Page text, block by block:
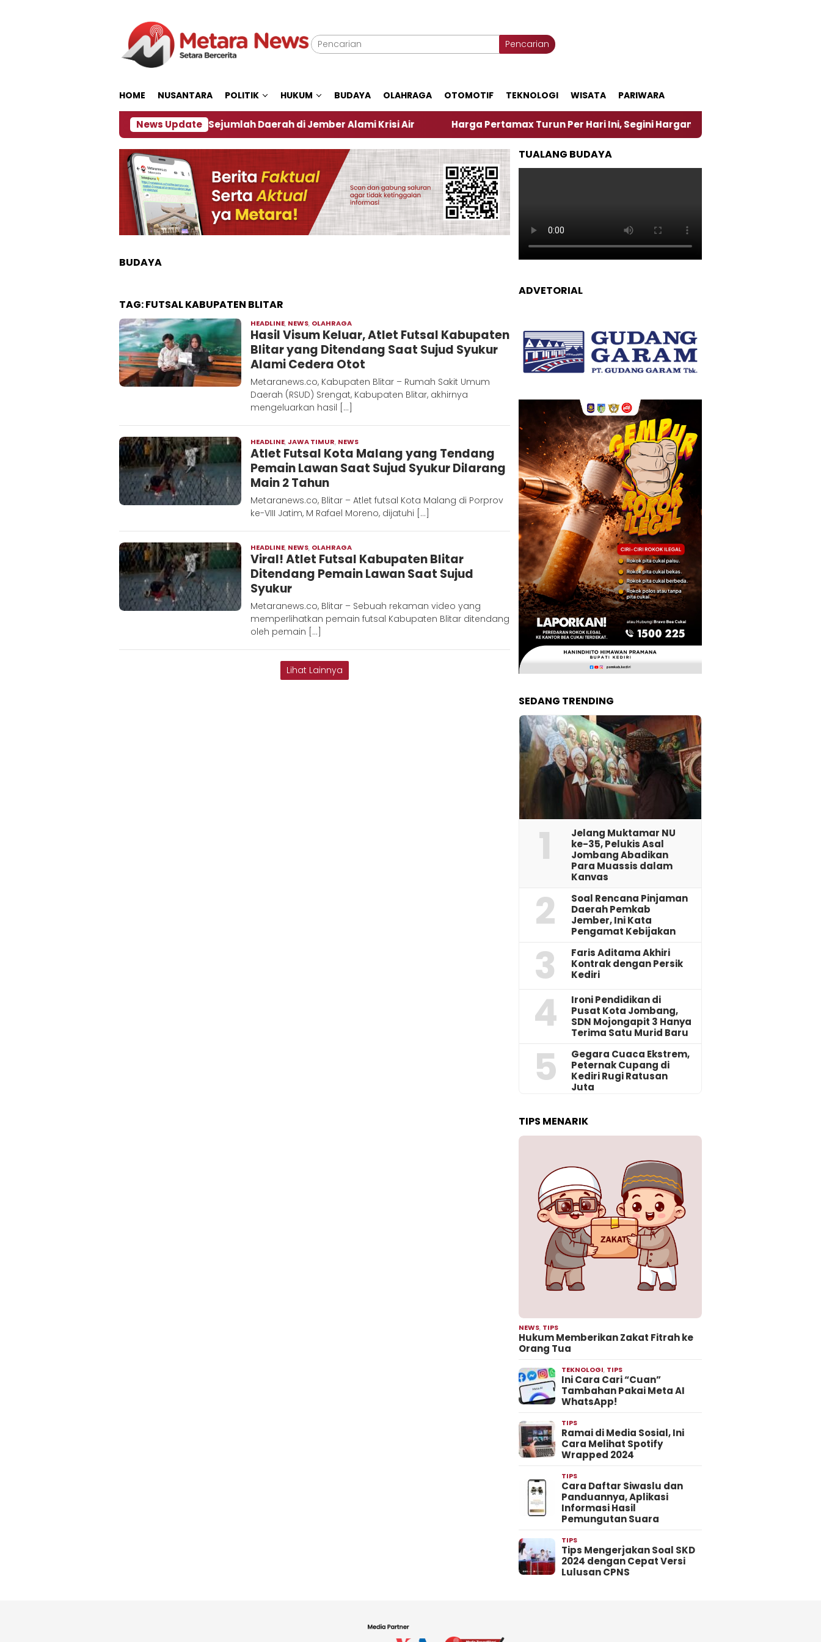
Pencarian
HOME NUSANTARA POLITIK HUKUM BUDAYA OLAHRAGA OTOMOTIF TEKNOLOGI WISATA PARIWARA
News Update
Dampak El Nino, Sejumlah Daerah di Jember Alami Krisi Air Harga Pertamax Turun Per Hari Ini, Segini Harganya ‎Nasirun Maestro Lukis
BUDAYA
TAG:FUTSAL KABUPATEN BLITAR
HEADLINE, NEWS, OLAHRAGA
Hadi
Hasil Visum Keluar, Atlet Futsal Kabupaten
Blitar yang Ditendang Saat Sujud Syukur
Alami Cedera Otot
Metaranews.co, Kabupaten Blitar – Rumah Sakit Umum
Daerah (RSUD) Srengat, Kabupaten Blitar, akhirnya
mengeluarkan hasil […]
HEADLINE,JAWA TIMUR, NEWS
Hadi
Atlet Futsal Kota Malang yang Tendang
Pemain Lawan Saat Sujud Syukur Dilarang
Main 2 Tahun
Metaranews.co, Blitar – Atlet futsal Kota Malang di Porprov
ke-VIII Jatim, M Rafael Moreno, dijatuhi […]
HEADLINE, NEWS, OLAHRAGA
Hadi
Viral! Atlet Futsal Kabupaten Blitar
Ditendang Pemain Lawan Saat Sujud
Syukur
Metaranews.co, Blitar – Sebuah rekaman video yang
memperlihatkan pemain futsal Kabupaten Blitar ditendang
oleh pemain […]
Lihat Lainnya
TUALANG BUDAYA
ADVETORIAL
SEDANG TRENDING
1
Jelang Muktamar NU
ke-35, Pelukis Asal
Jombang Abadikan
Para Muassis dalam
Kanvas
2
‎Soal Rencana Pinjaman
Daerah Pemkab
Jember, Ini Kata
Pengamat Kebijakan ‎
3
Faris Aditama Akhiri
Kontrak dengan Persik
Kediri
4
Ironi Pendidikan di
Pusat Kota Jombang,
SDN Mojongapit 3 Hanya
Terima Satu Murid Baru
5
‎Gegara Cuaca Ekstrem,
Peternak Cupang di
Kediri Rugi Ratusan
Juta
TIPS MENARIK
NEWS, TIPS
Hukum Memberikan Zakat Fitrah ke
Orang Tua
TEKNOLOGI, TIPS
Ini Cara Cari “Cuan”
Tambahan Pakai Meta AI
WhatsApp!
TIPS
Ramai di Media Sosial, Ini
Cara Melihat Spotify
Wrapped 2024
TIPS
Cara Daftar Siwaslu dan
Panduannya, Aplikasi
Informasi Hasil
Pemungutan Suara
TIPS
Tips Mengerjakan Soal SKD
2024 dengan Cepat Versi
Lulusan CPNS